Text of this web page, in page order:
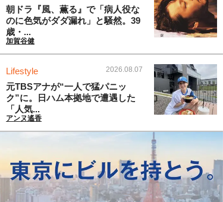
朝ドラ『風、薫る』で「病人役な
のに色気がダダ漏れ」と騒然。39
歳・...
加賀谷健
Lifestyle 2026.08.07
元TBSアナが“一人で猛パニッ
ク”に。日ハム本拠地で遭遇した
「人気...
アンヌ遙香